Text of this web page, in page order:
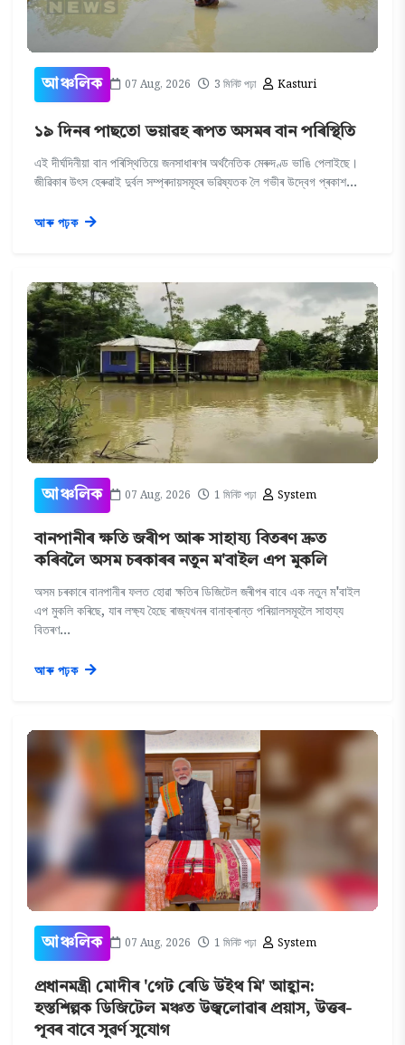
আঞ্চলিক 07 Aug, 2026 3 মিনিট পঢ়া Kasturi
১৯ দিনৰ পাছতো ভয়াৱহ ৰূপত অসমৰ বান পৰিস্থিতি
এই দীৰ্ঘদিনীয়া বান পৰিস্থিতিয়ে জনসাধাৰণৰ অৰ্থনৈতিক মেৰুদণ্ড ভাঙি পেলাইছে।
জীৱিকাৰ উৎস হেৰুৱাই দুৰ্বল সম্প্ৰদায়সমূহৰ ভৱিষ্যতক লৈ গভীৰ উদ্বেগ প্ৰকাশ...
আৰু পঢ়ক
আঞ্চলিক 07 Aug, 2026 1 মিনিট পঢ়া System
বানপানীৰ ক্ষতি জৰীপ আৰু সাহায্য বিতৰণ দ্ৰুত
কৰিবলৈ অসম চৰকাৰৰ নতুন ম'বাইল এপ মুকলি
অসম চৰকাৰে বানপানীৰ ফলত হোৱা ক্ষতিৰ ডিজিটেল জৰীপৰ বাবে এক নতুন ম'বাইল
এপ মুকলি কৰিছে, যাৰ লক্ষ্য হৈছে ৰাজ্যখনৰ বানাক্ৰান্ত পৰিয়ালসমূহলৈ সাহায্য
বিতৰণ...
আৰু পঢ়ক
আঞ্চলিক 07 Aug, 2026 1 মিনিট পঢ়া System
প্ৰধানমন্ত্ৰী মোদীৰ 'গেট ৰেডি উইথ মি' আহ্বান:
হস্তশিল্পক ডিজিটেল মঞ্চত উজ্বলোৱাৰ প্ৰয়াস, উত্তৰ-
পূবৰ বাবে সুৱৰ্ণ সুযোগ